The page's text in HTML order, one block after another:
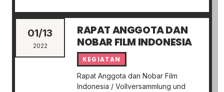
01/13
2022
RAPAT ANGGOTA DAN
NOBAR FILM INDONESIA
KEGIATAN
Rapat Anggota dan Nobar Film
Indonesia / Vollversammlung und